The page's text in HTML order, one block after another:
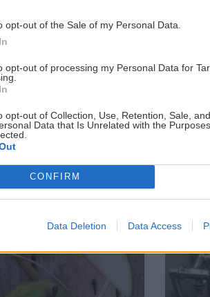
opt-out of the Sale of my Personal Data.
opt-out of processing my Personal Data for
opt-out of Collection, Use, Retention, Sale,
Data that Is Unrelated with the
CONFIRM
Data Deletion Data Access
Η Ισπανία απειλεί με
Με τη MINOAN LINES, το
γεύση — και τιμές που
ΕΛΛΑΔΑ
αποκατάστασης των
μετά τις φωτιές
και διένυσε 3.000
ναυτικά μίλια
Image